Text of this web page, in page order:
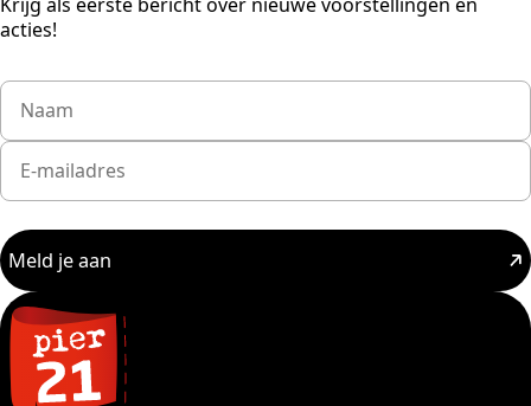
acties!
Meld je aan